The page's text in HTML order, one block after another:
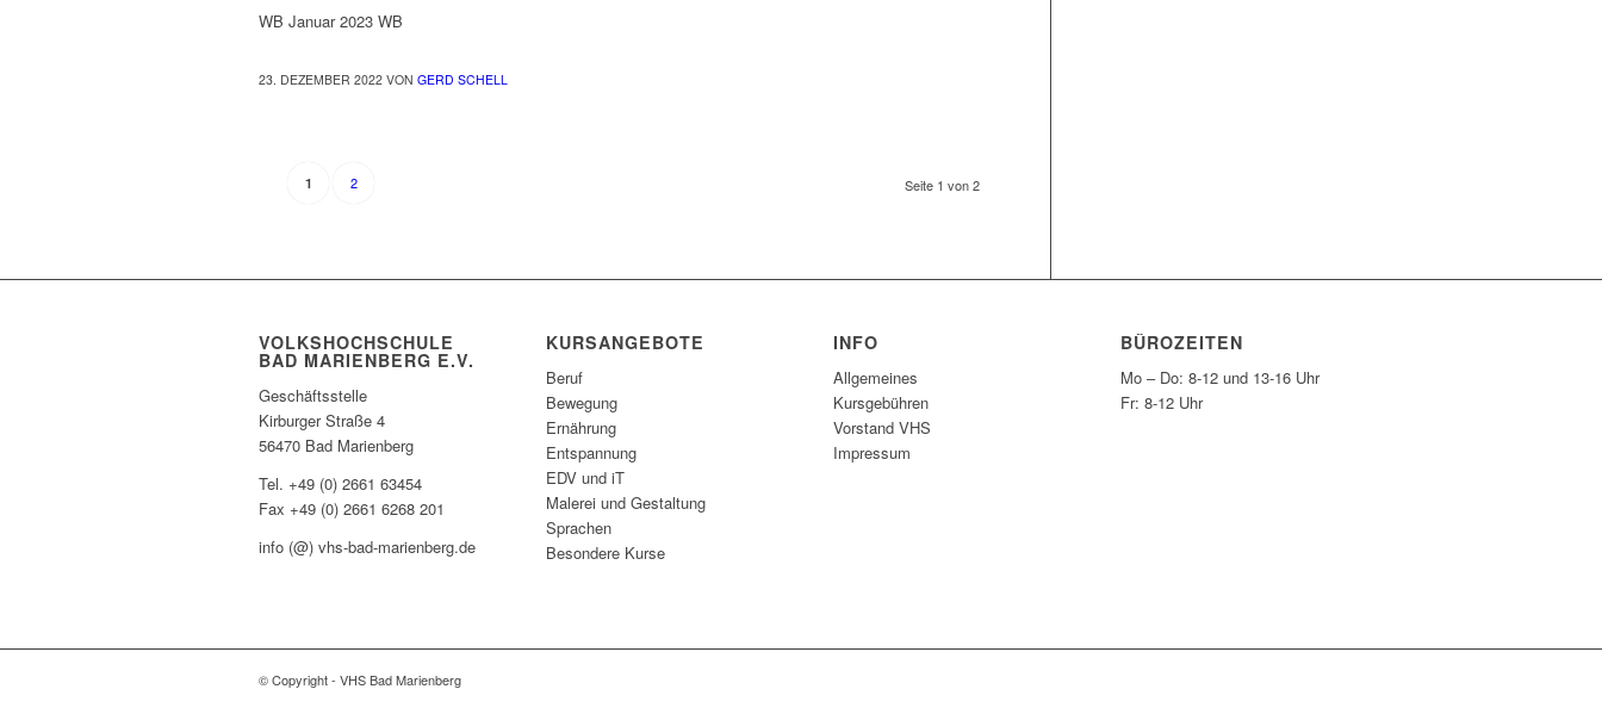
WB Januar 2023 WB
23. DEZEMBER 2022 VON GERD SCHELL
Seite 1 von 2
1 2
VOLKSHOCHSCHULE
BAD MARIENBERG E.V.
Geschäftsstelle
Kirburger Straße 4
56470 Bad Marienberg
Tel. +49 (0) 2661 63454
Fax +49 (0) 2661 6268 201
info (@) vhs-bad-marienberg.de
KURSANGEBOTE
Beruf
Bewegung
Ernährung
Entspannung
EDV und iT
Malerei und Gestaltung
Sprachen
Besondere Kurse
INFO
Allgemeines
Kursgebühren
Vorstand VHS
Impressum
BÜROZEITEN
Mo – Do: 8-12 und 13-16 Uhr
Fr: 8-12 Uhr
© Copyright - VHS Bad Marienberg